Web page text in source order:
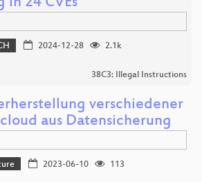
2024-12-28
2.1k
38C3: Illegal Instructions
verschiedener
aus Datensicherung
2023-06-10
113